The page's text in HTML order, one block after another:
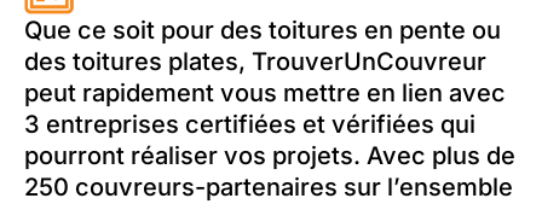
Que ce soit pour des toitures en pente ou
des toitures plates, TrouverUnCouvreur
peut rapidement vous mettre en lien avec
3 entreprises certifiées et vérifiées qui
pourront réaliser vos projets. Avec plus de
250 couvreurs-partenaires sur l’ensemble